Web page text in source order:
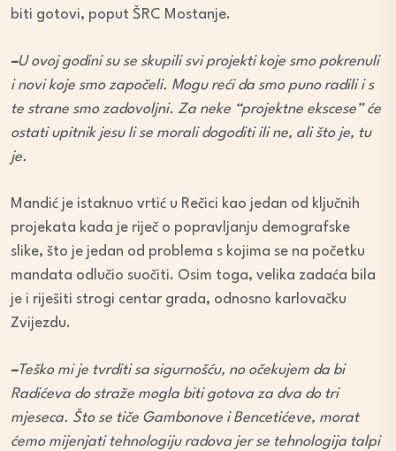
biti gotovi, poput ŠRC Mostanje.
–U ovoj godini su se skupili svi projekti koje smo pokrenuli
i novi koje smo započeli. Mogu reći da smo puno radili i s
te strane smo zadovoljni. Za neke “projektne ekscese” će
ostati upitnik jesu li se morali dogoditi ili ne, ali što je, tu
je.
Mandić je istaknuo vrtić u Rečici kao jedan od ključnih
projekata kada je riječ o popravljanju demografske
slike, što je jedan od problema s kojima se na početku
mandata odlučio suočiti. Osim toga, velika zadaća bila
je i riješiti strogi centar grada, odnosno karlovačku
Zvijezdu.
–Teško mi je tvrditi sa sigurnošću, no očekujem da bi
Radićeva do straže mogla biti gotova za dva do tri
mjeseca. Što se tiče Gambonove i Bencetićeve, morat
ćemo mijenjati tehnologiju radova jer se tehnologija talpi